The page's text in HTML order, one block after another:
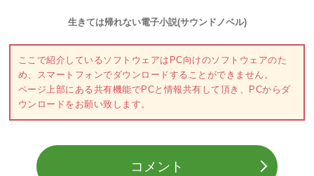
生きては帰れない電子小説(サウンドノベル)
ここで紹介しているソフトウェアはPC向けのソフトウェアのた
め、スマートフォンでダウンロードすることができません。
ページ上部にある共有機能でPCと情報共有して頂き、PCからダ
ウンロードをお願い致します。
コメント